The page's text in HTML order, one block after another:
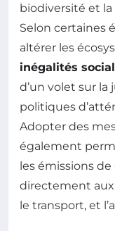
biodiversité et
Selon certaines
altérer les
inégalités
d’un volet sur la
politiques
Adopter des
également
les émissions de
directement
le transport, et